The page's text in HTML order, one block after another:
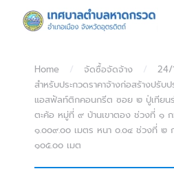
Skip to main content
Home จัดซื้อจัดจ้าง
24/
สำหรับประกวดราคาจ้างก่อสร้างปรับ
แอสฟัลท์ติกคอนกรีต ซอย ๒ ปู่เทีย
ตะค้อ หมู่ที่ ๙ บ้านเขาตอง ช่วงที่ ๑
๑.๐๐๙.๐๐ เมตร หนา ๐.๐๔ ช่วงที่ ๒
๑๐๕.๐๐ เมต